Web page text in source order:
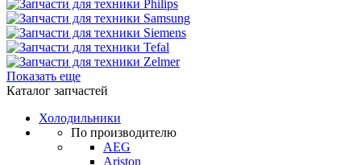
Показать еще
Каталог запчастей
Холодильники
По производителю
AEG
Ariston